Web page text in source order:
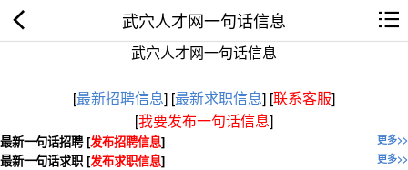
武穴人才网一句话信息
武穴人才网一句话信息
[最新招聘信息] [最新求职信息] [联系客服]
[我要发布一句话信息]
更多>>
最新一句话招聘 [发布招聘信息]
更多>>
最新一句话求职 [发布求职信息]